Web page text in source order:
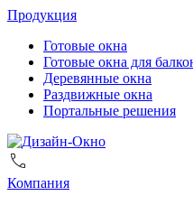
Продукция
Готовые окна
Готовые окна для
Деревянные окна
Раздвижные окна
Портальные решения
Компания